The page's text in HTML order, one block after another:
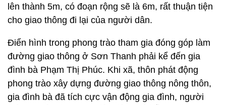
lên thành 5m, có đoạn rộng sẽ là 6m, rất thuận tiện
cho giao thông đi lại của người dân.
Điển hình trong phong trào tham gia đóng góp làm
đường giao thông ở Sơn Thanh phải kể đến gia
đình bà Phạm Thị Phúc. Khi xã, thôn phát động
phong trào xây dựng đường giao thông nông thôn,
gia đình bà đã tích cực vận động gia đình, người